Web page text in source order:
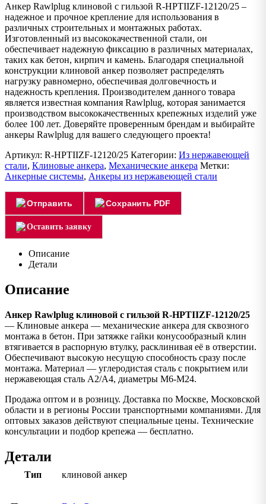
Анкер Rawlplug клиновой с гильзой R-HPTIIZF-12120/25 –
надежное и прочное крепление для использования в
различных строительных и монтажных работах.
Изготовленный из высококачественной стали, он
обеспечивает надежную фиксацию в различных материалах,
таких как бетон, кирпич и камень. Благодаря специальной
конструкции клиновой анкер позволяет распределять
нагрузку равномерно, обеспечивая долговечность и
надежность крепления. Производителем данного товара
является известная компания Rawlplug, которая занимается
производством высококачественных крепежных изделий уже
более 100 лет. Доверяйте проверенным брендам и выбирайте
анкеры Rawlplug для вашего следующего проекта!
Артикул: R-HPTIIZF-12120/25 Категории: Из нержавеющей
стали, Клиновые анкера, Механические анкера Метки:
Анкерные системы, Анкеры из нержавеющей стали
Отправить Сохранить PDF
Оставить заявку
Описание
Детали
Описание
Анкер Rawlplug клиновой с гильзой R-HPTIIZF-12120/25
— Клиновые анкера — механические анкера для сквозного
монтажа в бетон. При затяжке гайки конусообразный клин
втягивается в распорную втулку, расклинивая её в отверстии.
Обеспечивают высокую несущую способность сразу после
монтажа. Материал — углеродистая сталь с покрытием или
нержавеющая сталь A2/A4, диаметры M6-M24.
Продажа оптом и в розницу. Доставка по Москве, Московской
области и в регионы России транспортными компаниями. Для
оптовых заказов действуют специальные цены. Технические
консультации и подбор крепежа — бесплатно.
Детали
Тип клиновой анкер